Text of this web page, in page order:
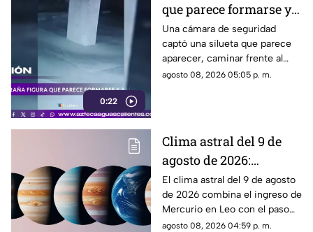
0:22
que parece formarse y
desaparecer frente a
una cámara
Una cámara de seguridad
captó una silueta que parece
aparecer, caminar frente al
lente y desaparecer. El video
agosto 08, 2026 05:05 p. m.
Clima astral del 9 de
agosto de 2026:
cambios en la
comunicación y
enfoque emocional
El clima astral del 9 de agosto
de 2026 combina el ingreso de
Mercurio en Leo con el paso
de la Luna a Cáncer y Venus en
agosto 08, 2026 04:59 p. m.